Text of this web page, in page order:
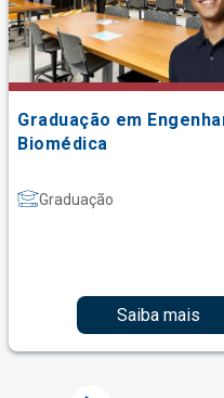
Graduação em
Biomédica
Graduação
Saiba mais